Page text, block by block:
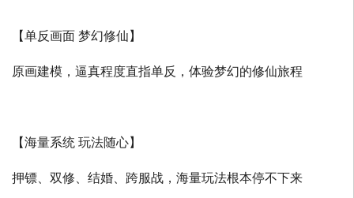
【单反画面 梦幻修仙】
原画建模，逼真程度直指单反，体验梦幻的修仙旅程
【海量系统 玩法随心】
押镖、双修、结婚、跨服战，海量玩法根本停不下来